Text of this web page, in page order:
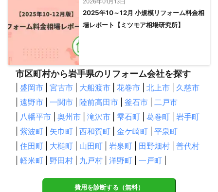
2026年01月13日
2025年10～12月 小規模リフォーム料金相
場レポート【ミツモア相場研究所】
市区町村から岩手県のリフォーム会社を探す
盛岡市 宮古市 大船渡市 花巻市 北上市
久慈市
遠野市 一関市 陸前高田市 釜石市
二戸市
八幡平市 奥州市 滝沢市 雫石町 葛巻町
岩手町
紫波町 矢巾町 西和賀町 金ケ崎町
平泉町
住田町 大槌町 山田町 岩泉町 田野畑村
普代村
軽米町 野田村 九戸村 洋野町 一戸町
費用を診断する（無料）